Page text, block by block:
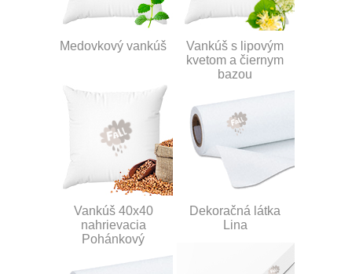
Medovkový vankúš
Vankúš s lipovým
kvetom a čiernym
bazou
Vankúš 40x40
nahrievacia
Pohánkový
Dekoračná látka
Lina